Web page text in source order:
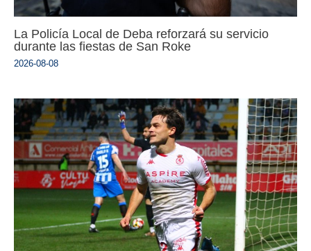
La Policía Local de Deba reforzará su servicio
durante las fiestas de San Roke
2026-08-08